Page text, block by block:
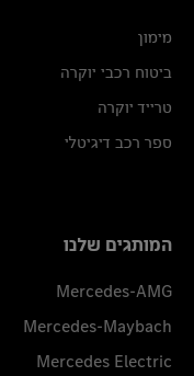
מימון
ביטוח רכבי יוקרה
טרייד יוקרה
ספר רכב דיגיטלי
המותגים שלנו
Mercedes-AMG
Mercedes-Maybach
Mercedes Electric